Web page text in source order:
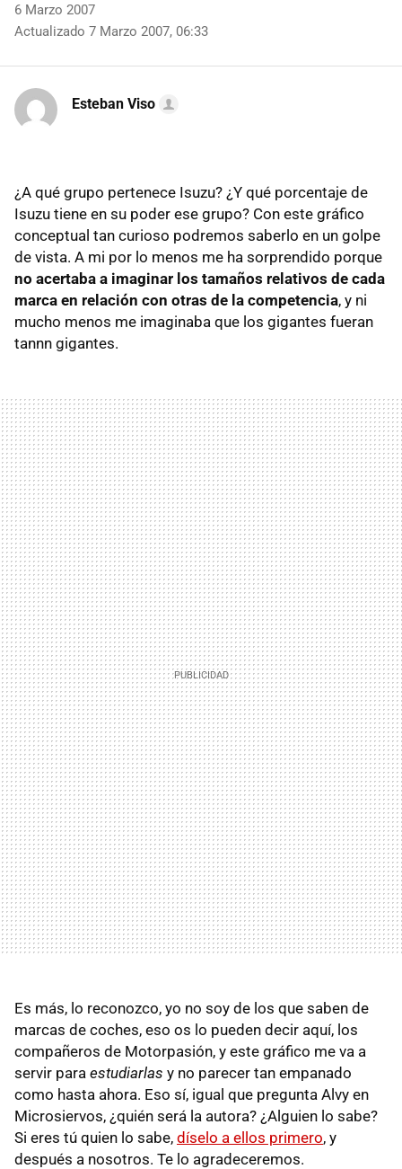
6 Marzo 2007
Actualizado 7 Marzo 2007, 06:33
Esteban Viso
¿A qué grupo pertenece Isuzu? ¿Y qué porcentaje de
Isuzu tiene en su poder ese grupo? Con este gráfico
conceptual tan curioso podremos saberlo en un golpe
de vista. A mi por lo menos me ha sorprendido porque
no acertaba a imaginar los tamaños relativos de cada
marca en relación con otras de la competencia, y ni
mucho menos me imaginaba que los gigantes fueran
tannn gigantes.
Es más, lo reconozco, yo no soy de los que saben de
marcas de coches, eso os lo pueden decir aquí, los
compañeros de Motorpasión, y este gráfico me va a
servir para estudiarlas y no parecer tan empanado
como hasta ahora. Eso sí, igual que pregunta Alvy en
Microsiervos, ¿quién será la autora? ¿Alguien lo sabe?
Si eres tú quien lo sabe, díselo a ellos primero, y
después a nosotros. Te lo agradeceremos.